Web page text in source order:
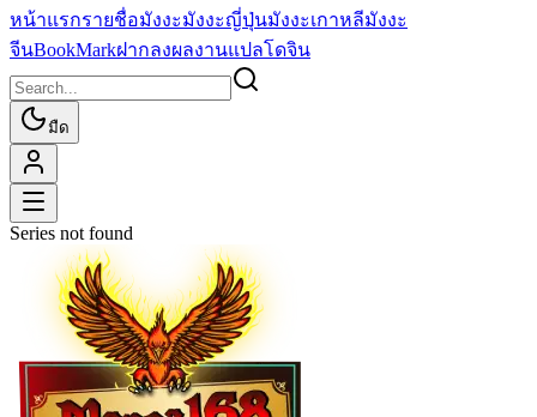
หน้าแรกรายชื่อมังงะมังงะญี่ปุ่นมังงะเกาหลีมังงะ
จีนBookMarkฝากลงผลงานแปลโดจิน
มืด
Series not found